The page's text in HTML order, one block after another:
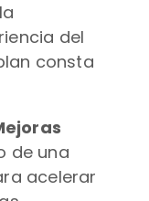
del
consta
de una
acelerar